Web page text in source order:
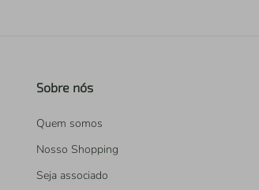
Sobre nós
Quem somos
Nosso Shopping
Seja associado